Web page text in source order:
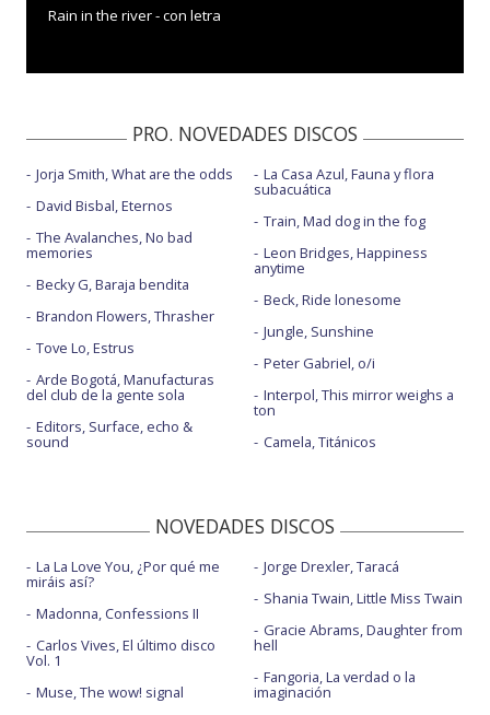
Rain in the river - con letra
PRO. NOVEDADES DISCOS
Jorja Smith, What are the odds
David Bisbal, Eternos
The Avalanches, No bad
memories
Becky G, Baraja bendita
Brandon Flowers, Thrasher
Tove Lo, Estrus
Arde Bogotá, Manufacturas
del club de la gente sola
Editors, Surface, echo &
sound
La Casa Azul, Fauna y flora
subacuática
Train, Mad dog in the fog
Leon Bridges, Happiness
anytime
Beck, Ride lonesome
Jungle, Sunshine
Peter Gabriel, o/i
Interpol, This mirror weighs a
ton
Camela, Titánicos
NOVEDADES DISCOS
La La Love You, ¿Por qué me
miráis así?
Madonna, Confessions II
Carlos Vives, El último disco
Vol. 1
Muse, The wow! signal
Jorge Drexler, Taracá
Shania Twain, Little Miss Twain
Gracie Abrams, Daughter from
hell
Fangoria, La verdad o la
imaginación